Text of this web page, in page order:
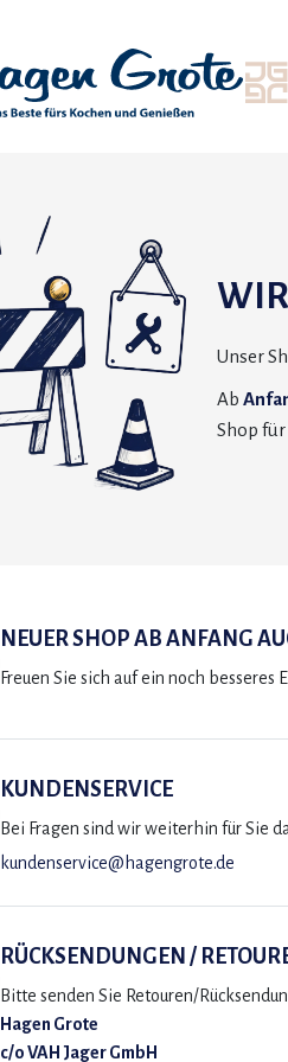
Unser
Ab
Shop für
NEUER SHOP AB ANFANG
Freuen Sie sich auf ein noch
KUNDENSERVICE
Bei Fragen sind wir weiterhin für Sie
kundenservice@hagengrote.de
RÜCKSENDUNGEN /
Bitte senden Sie Retouren/
Hagen Grote
c/o VAH Jager GmbH